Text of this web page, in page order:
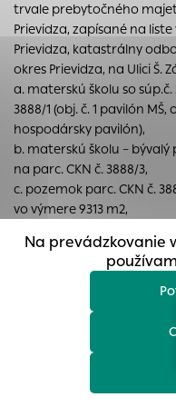
trvale prebytočného
Prievidza, zapísané na
Prievidza, katastrálny
okres Prievidza, na Ulici Š.
a. materskú školu so
3888/1 (obj. č. 1 pavilón MŠ,
hospodársky pavilón),
b. materskú školu – bývalý
na parc. CKN č. 3888/3,
c. pozemok parc. CKN č.
vo výmere 9313 m2,
vo výmere 299 m2,
e. pozemok parc. CKN č.
f. pozemok parc. CKN č.
g. príslušenstvo k
pivnica na prac. č. 3888/
parc. č. 3888/1,
Na prevádzkovanie
prístup k
týchto súborov cookie
Analytické cookies
Analytické cookies
pochopiť, ako
mohol stránky
skúsenosť. Všetky dáta
možné ich spojiť s